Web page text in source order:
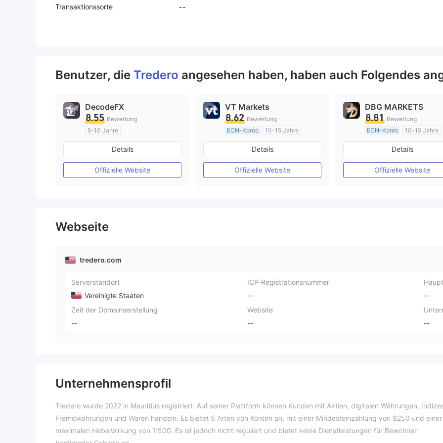
Transaktionssorte
--
Benutzer, die Tredero angesehen haben, haben auch Folgendes
DecodeFX
8.55 Bewertung
5-10 Jahre
AustralienRegulierung
Market Making (MM)
MT4-Volllizenz
Details
Offizielle Website
VT Markets
8.62 Bewertung
ECN-Konto
10-15 Jahre
AustralienRegulierung
Market Making (MM)
MT4-Volllizenz
Details
Offizielle Website
DBG MARKETS
8.81 Bewertung
ECN-Konto
10-15 Jahre
AustralienRegulierung
Market Making (MM)
MT4-Volllizenz
Details
Offizielle Website
Webseite
tredero.com
Serverstandort
Vereinigte Staaten
ICP-Registrationsnummer
--
--
Zeit der Domainserstellung
--
Website
--
--
Unternehmensprofil
Tredero wurde 2022 in Mauritius registriert. Auf seiner Plattform können Kunden mit Aktien, digitalen Währungen,
Fremdwährungen und Waren handeln. Es bietet 5 Arten von Konten an, mit einer Mindesteinzahlung von $250 und einer
maximalen Hebelwirkung von 1:500. Es ist jedoch nicht reguliert und bietet keine Dienstleistungen für Bewohner